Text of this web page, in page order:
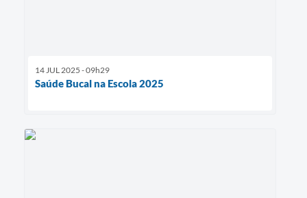
14 JUL 2025 - 09h29
Saúde Bucal na Escola 2025